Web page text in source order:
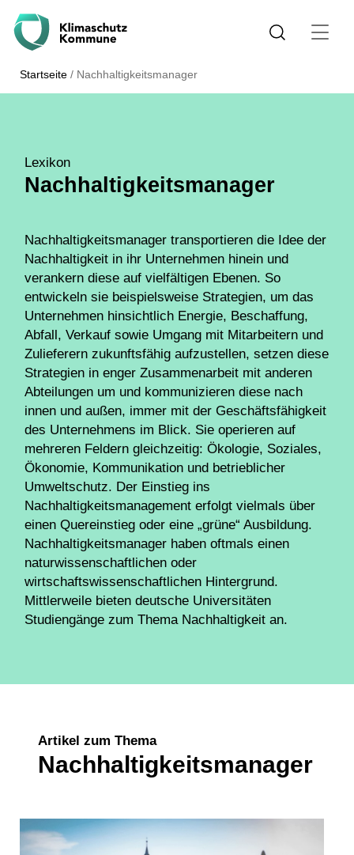
Startseite / Nachhaltigkeitsmanager
Lexikon
Nachhaltigkeitsmanager
Nachhaltigkeitsmanager transportieren die Idee der
Nachhaltigkeit in ihr Unternehmen hinein und
verankern diese auf vielfältigen Ebenen. So
entwickeln sie beispielsweise Strategien, um das
Unternehmen hinsichtlich Energie, Beschaffung,
Abfall, Verkauf sowie Umgang mit Mitarbeitern und
Zulieferern zukunftsfähig aufzustellen, setzen diese
Strategien in enger Zusammenarbeit mit anderen
Abteilungen um und kommunizieren diese nach
innen und außen, immer mit der Geschäftsfähigkeit
des Unternehmens im Blick. Sie operieren auf
mehreren Feldern gleichzeitig: Ökologie, Soziales,
Ökonomie, Kommunikation und betrieblicher
Umweltschutz. Der Einstieg ins
Nachhaltigkeitsmanagement erfolgt vielmals über
einen Quereinstieg oder eine „grüne“ Ausbildung.
Nachhaltigkeitsmanager haben oftmals einen
naturwissenschaftlichen oder
wirtschaftswissenschaftlichen Hintergrund.
Mittlerweile bieten deutsche Universitäten
Studiengänge zum Thema Nachhaltigkeit an.
Artikel zum Thema
Nachhaltigkeitsmanager